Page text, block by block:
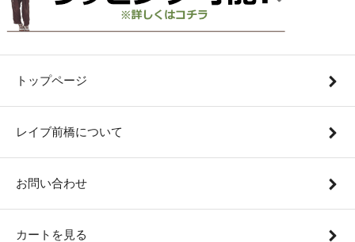
トップページ
レイブ前橋について
お問い合わせ
カートを見る